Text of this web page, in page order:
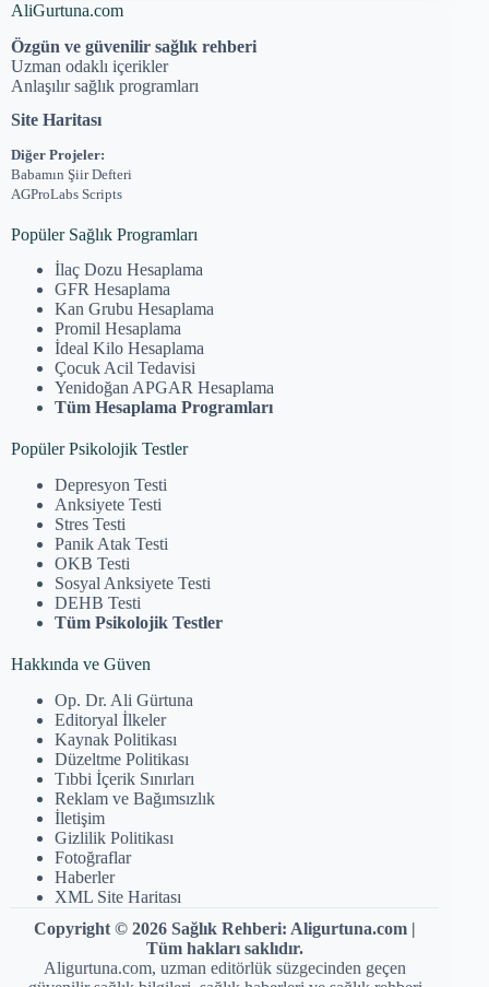
AliGurtuna.com
Özgün ve güvenilir sağlık rehberi
Uzman odaklı içerikler
Anlaşılır sağlık programları
Site Haritası
Diğer Projeler:
Babamın Şiir Defteri
AGProLabs Scripts
Popüler Sağlık Programları
İlaç Dozu Hesaplama
GFR Hesaplama
Kan Grubu Hesaplama
Promil Hesaplama
İdeal Kilo Hesaplama
Çocuk Acil Tedavisi
Yenidoğan APGAR Hesaplama
Tüm Hesaplama Programları
Popüler Psikolojik Testler
Depresyon Testi
Anksiyete Testi
Stres Testi
Panik Atak Testi
OKB Testi
Sosyal Anksiyete Testi
DEHB Testi
Tüm Psikolojik Testler
Hakkında ve Güven
Op. Dr. Ali Gürtuna
Editoryal İlkeler
Kaynak Politikası
Düzeltme Politikası
Tıbbi İçerik Sınırları
Reklam ve Bağımsızlık
İletişim
Gizlilik Politikası
Fotoğraflar
Haberler
XML Site Haritası
Copyright © 2026 Sağlık Rehberi: Aligurtuna.com |
Tüm hakları saklıdır.
Aligurtuna.com, uzman editörlük süzgecinden geçen